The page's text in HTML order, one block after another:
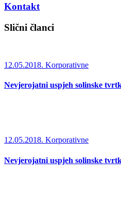
Kontakt
Slični članci
12.05.2018. Korporativne
Nevjerojatni uspjeh solinske
12.05.2018. Korporativne
Nevjerojatni uspjeh solinske